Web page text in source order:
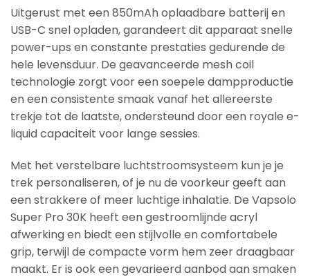
Uitgerust met een 850mAh oplaadbare batterij en
USB-C snel opladen, garandeert dit apparaat snelle
power-ups en constante prestaties gedurende de
hele levensduur. De geavanceerde mesh coil
technologie zorgt voor een soepele dampproductie
en een consistente smaak vanaf het allereerste
trekje tot de laatste, ondersteund door een royale e-
liquid capaciteit voor lange sessies.
Met het verstelbare luchtstroomsysteem kun je je
trek personaliseren, of je nu de voorkeur geeft aan
een strakkere of meer luchtige inhalatie. De Vapsolo
Super Pro 30K heeft een gestroomlijnde acryl
afwerking en biedt een stijlvolle en comfortabele
grip, terwijl de compacte vorm hem zeer draagbaar
maakt. Er is ook een gevarieerd aanbod aan smaken